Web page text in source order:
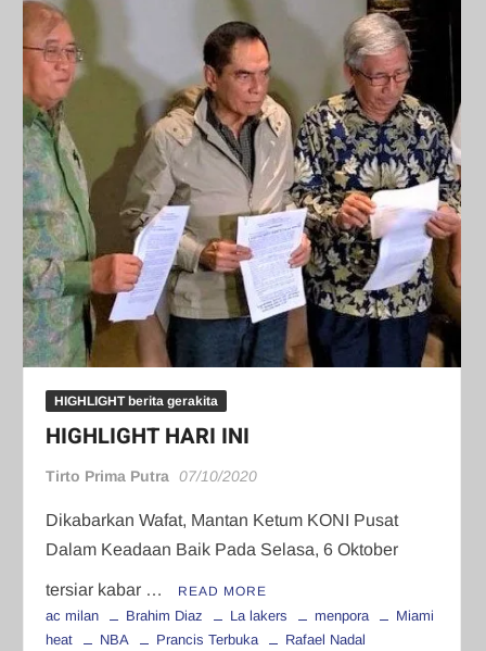
HIGHLIGHT berita gerakita
HIGHLIGHT HARI INI
Tirto Prima Putra 07/10/2020
Dikabarkan Wafat, Mantan Ketum KONI Pusat
Dalam Keadaan Baik Pada Selasa, 6 Oktober
tersiar kabar … READ MORE
ac milan Brahim Diaz La lakers menpora
Miami
heat
NBA Prancis Terbuka Rafael Nadal